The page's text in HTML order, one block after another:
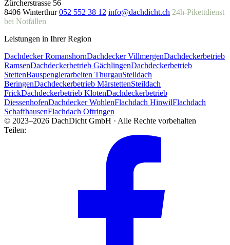
Zürcherstrasse 56
8406 Winterthur 052 552 38 12 info@dachdicht.ch 24h-Pikettdienst
bei Notfällen
Leistungen in Ihrer Region
Dachdecker RomanshornDachdecker VillmergenDachdeckerbetrieb
RamsenDachdeckerbetrieb GächlingenDachdeckerbetrieb
StettenBauspenglerarbeiten ThurgauSteildach
BeringenDachdeckerbetrieb MärstettenSteildach
FrickDachdeckerbetrieb KlotenDachdeckerbetrieb
DiessenhofenDachdecker WohlenFlachdach HinwilFlachdach
SchaffhausenFlachdach Oftringen
© 2023–2026 DachDicht GmbH · Alle Rechte vorbehalten
Teilen: